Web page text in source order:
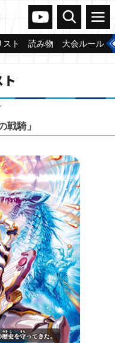
ヴァンガードch
検索 メニュー
スト 読み物 大会ルール
戦騎」